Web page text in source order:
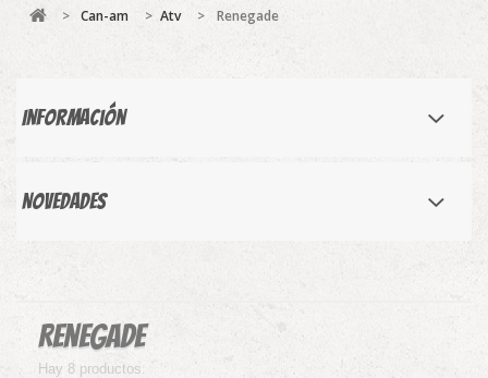
> Can-am > Atv > Renegade
Información
Novedades
Renegade
Hay 8 productos.